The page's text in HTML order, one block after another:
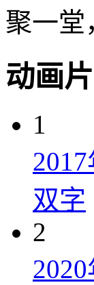
聚一堂
动画
1
双字
2